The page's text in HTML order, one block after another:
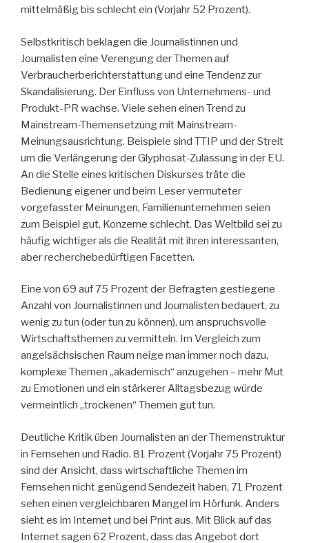
mittelmäßig bis schlecht ein (Vorjahr 52 Prozent).
Selbstkritisch beklagen die Journalistinnen und
Journalisten eine Verengung der Themen auf
Verbraucherberichterstattung und eine Tendenz zur
Skandalisierung. Der Einfluss von Unternehmens- und
Produkt-PR wachse. Viele sehen einen Trend zu
Mainstream-Themensetzung mit Mainstream-
Meinungsausrichtung. Beispiele sind TTIP und der Streit
um die Verlängerung der Glyphosat-Zulassung in der EU.
An die Stelle eines kritischen Diskurses träte die
Bedienung eigener und beim Leser vermuteter
vorgefasster Meinungen, Familienunternehmen seien
zum Beispiel gut, Konzerne schlecht. Das Weltbild sei zu
häufig wichtiger als die Realität mit ihren interessanten,
aber recherchebedürftigen Facetten.
Eine von 69 auf 75 Prozent der Befragten gestiegene
Anzahl von Journalistinnen und Journalisten bedauert, zu
wenig zu tun (oder tun zu können), um anspruchsvolle
Wirtschaftsthemen zu vermitteln. Im Vergleich zum
angelsächsischen Raum neige man immer noch dazu,
komplexe Themen „akademisch“ anzugehen – mehr Mut
zu Emotionen und ein stärkerer Alltagsbezug würde
vermeintlich „trockenen“ Themen gut tun.
Deutliche Kritik üben Journalisten an der Themenstruktur
in Fernsehen und Radio. 81 Prozent (Vorjahr 75 Prozent)
sind der Ansicht, dass wirtschaftliche Themen im
Fernsehen nicht genügend Sendezeit haben, 71 Prozent
sehen einen vergleichbaren Mangel im Hörfunk. Anders
sieht es im Internet und bei Print aus. Mit Blick auf das
Internet sagen 62 Prozent, dass das Angebot dort